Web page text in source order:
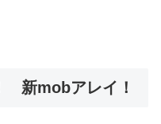
新mobアレイ！